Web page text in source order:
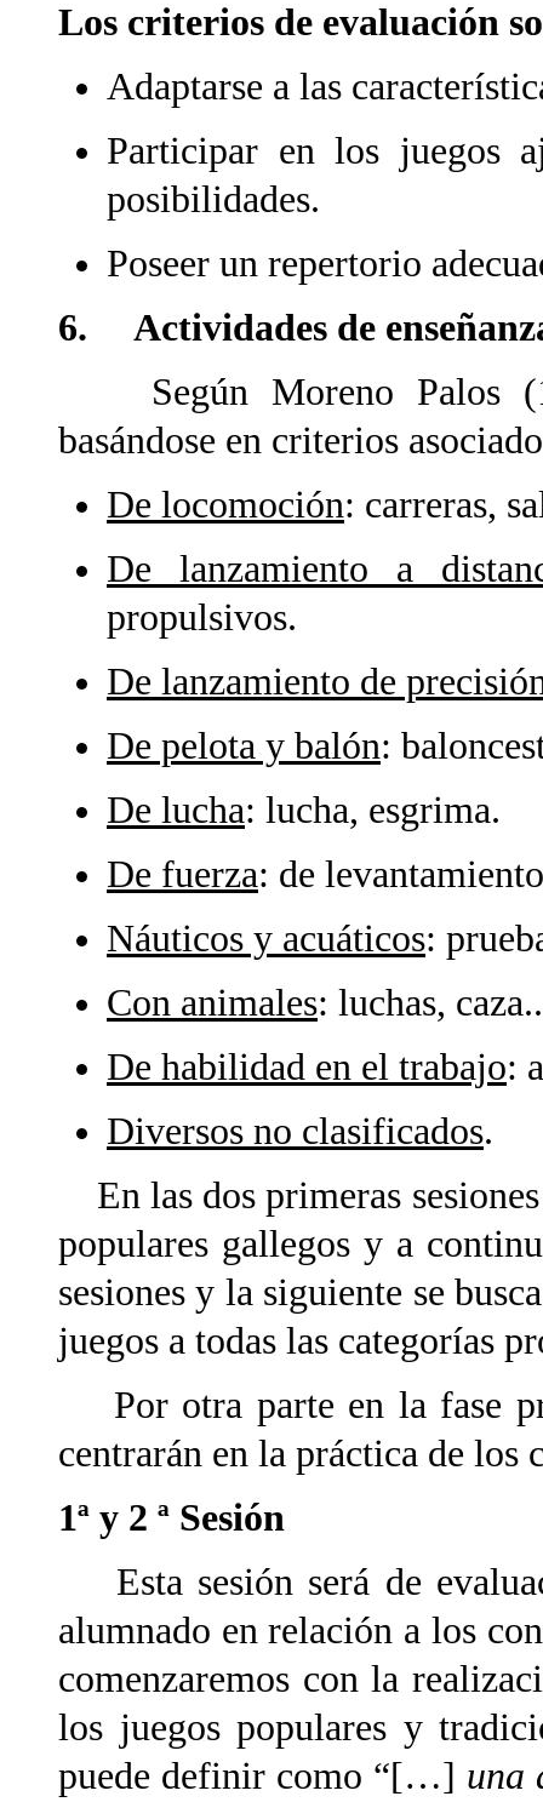
Los criterios de evaluación
Adaptarse a las
Participar en los juegos
posibilidades.
Poseer un repertorio
6. Actividades de
Según Moreno Palos
basándose en criterios
De locomoción: carreras,
De lanzamiento a
propulsivos.
De lanzamiento de
De pelota y balón:
De lucha: lucha, esgrima.
De fuerza: de
Náuticos y acuáticos:
Con animales: luchas,
De habilidad en el trabajo:
Diversos no clasificados.
En las dos primeras
populares gallegos y a
sesiones y la siguiente se
juegos a todas las categorías
Por otra parte en la fase
centrarán en la práctica de los
1ª y 2 ª Sesión
Esta sesión será de
alumnado en relación a los
comenzaremos con la
los juegos populares y
puede definir como “[…] una